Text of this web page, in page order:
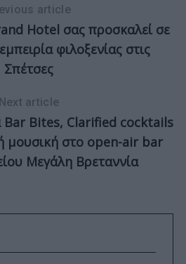
article
Hotel σας προσκαλεί σε
φιλοξενίας στις
Σπέτσες
Next article
Bar Bites, Clarified cocktails
μουσική στο open-air bar
Μεγάλη Βρεταννία